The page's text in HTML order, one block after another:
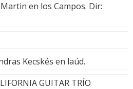
en los Campos. Dir:
Kecskés en laúd.
GUITAR TRÍO